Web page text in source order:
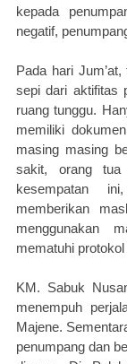
kepada
negatif,
Pada hari
sepi dari aktifitas
ruang tunggu.
memiliki
masing masing
sakit, orang
kesempatan
memberikan
menggunakan
mematuhi
KM. Sabuk
menempuh
Majene.
penumpang dan